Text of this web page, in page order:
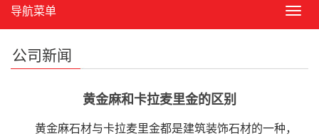
导
导航菜单
公司新闻
黄金麻和卡拉麦里金的区别
黄金麻石材与卡拉麦里金都是建筑装饰石材的一种，